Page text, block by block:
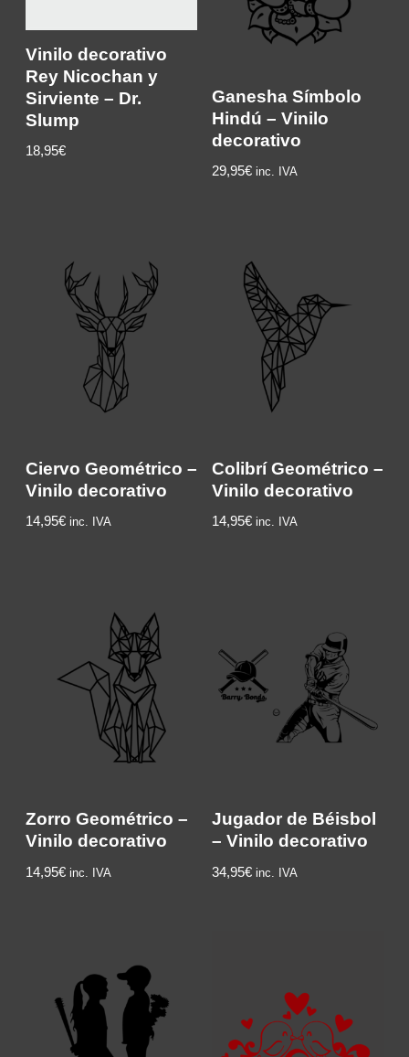
Vinilo decorativo
Rey Nicochan y
Sirviente – Dr.
Slump
18,95€
Ganesha Símbolo
Hindú – Vinilo
decorativo
29,95€ inc. IVA
Ciervo Geométrico –
Vinilo decorativo
14,95€ inc. IVA
Colibrí Geométrico –
Vinilo decorativo
14,95€ inc. IVA
Zorro Geométrico –
Vinilo decorativo
14,95€ inc. IVA
Jugador de Béisbol
– Vinilo decorativo
34,95€ inc. IVA